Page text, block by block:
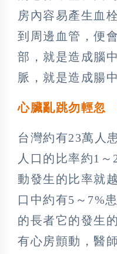
房內容易產生血
到周邊血管，便
部，就是造成腦
脈，就是造成腸中
心臟亂跳勿輕忽
台灣約有23萬人
人口的比率約1
動發生的比率就
口中約有5～7%
的長者它的發生
有心房顫動，醫